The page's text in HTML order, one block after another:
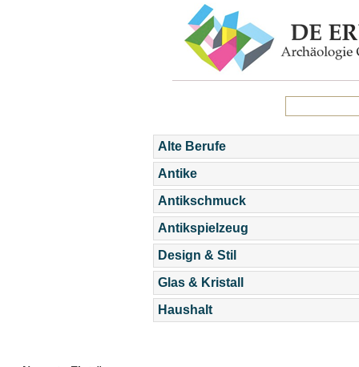
Alte Berufe
Antike
Antikschmuck
Antikspielzeug
Design & Stil
Glas & Kristall
Haushalt